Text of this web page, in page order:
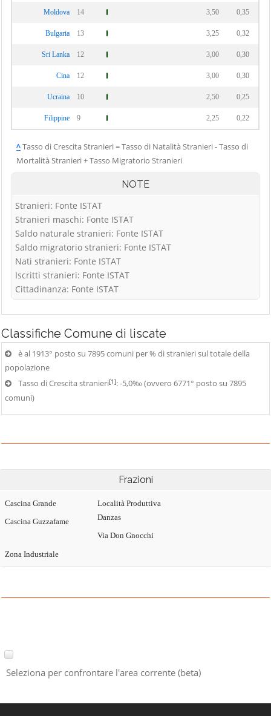
Moldova 14 3,50 0,35
Bulgaria 13 3,25 0,32
Sri Lanka 12 3,00 0,30
Cina 12 3,00 0,30
Ucraina 10 2,50 0,25
Filippine 9 2,25 0,22
^Tasso di Crescita Stranieri = Tasso di Natalità Stranieri - Tasso di
Mortalità Stranieri + Tasso Migratorio Stranieri
NOTE
Stranieri: Fonte ISTAT
Stranieri maschi: Fonte ISTAT
Saldo naturale stranieri: Fonte ISTAT
Saldo migratorio stranieri: Fonte ISTAT
Nati stranieri: Fonte ISTAT
Iscritti stranieri: Fonte ISTAT
Cittadinanza: Fonte ISTAT
Classifiche Comune di liscate
è al 1913° posto su 7895 comuni per % di stranieri sul totale della
popolazione
Tasso di Crescita stranieri[1]: -5,0‰ (ovvero 6771° posto su 7895
comuni)
Frazioni
Cascina Grande
Cascina Guzzafame
Località Produttiva
Danzas
Via Don Gnocchi
Zona Industriale
Seleziona per confrontare l'area corrente (beta)